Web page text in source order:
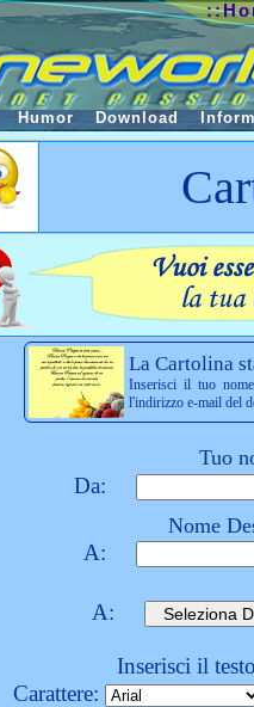
La Cartolina
Inserisci il tuo
l'indirizzo e-mail del
Tuo
Da:
Nome
A:
A:
Inserisci il
Carattere:
Humor Download